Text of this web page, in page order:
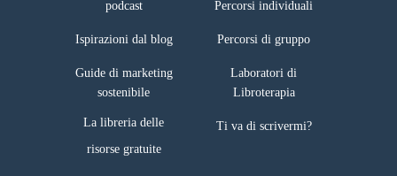
podcast
Ispirazioni dal blog
Guide di marketing
sostenibile
La libreria delle
Percorsi individuali
Percorsi di gruppo
Laboratori di
Libroterapia
Ti va di scrivermi?